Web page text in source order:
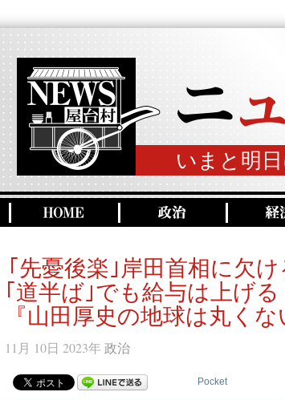
いまと明
｢先憂後楽｣岸田首相に欠
｢道半ば｣でも給与は上げる
『山田厚史の地球は丸く
11月 10日 2023年 政治
Pocket